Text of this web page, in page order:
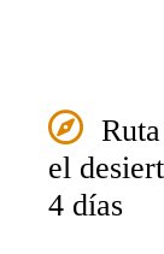
el
4 días